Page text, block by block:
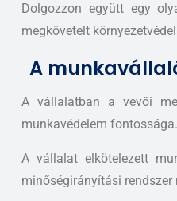
Dolgozzon együtt egy
megkövetelt
A
A vállalatban a vevői
munkavédelem
A vállalat elkötelezett
minőségirányítási rendszer